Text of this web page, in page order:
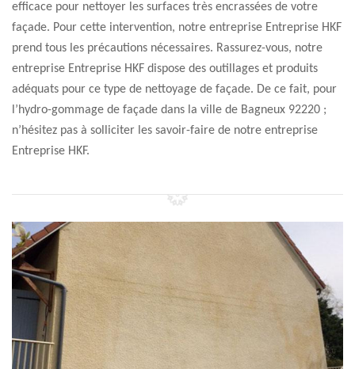
efficace pour nettoyer les surfaces très encrassées de votre
façade. Pour cette intervention, notre entreprise Entreprise HKF
prend tous les précautions nécessaires. Rassurez-vous, notre
entreprise Entreprise HKF dispose des outillages et produits
adéquats pour ce type de nettoyage de façade. De ce fait, pour
l’hydro-gommage de façade dans la ville de Bagneux 92220 ;
n’hésitez pas à solliciter les savoir-faire de notre entreprise
Entreprise HKF.